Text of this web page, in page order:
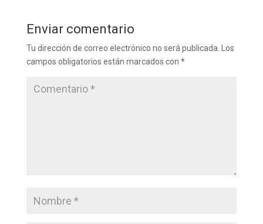
Enviar comentario
Tu dirección de correo electrónico no será publicada.
Los
campos obligatorios están marcados con *